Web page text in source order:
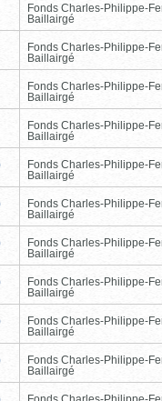
Fonds Charles-Philippe-
Baillairgé
Fonds Charles-Philippe-
Baillairgé
Fonds Charles-Philippe-
Baillairgé
Fonds Charles-Philippe-
Baillairgé
Fonds Charles-Philippe-
Baillairgé
Fonds Charles-Philippe-
Baillairgé
Fonds Charles-Philippe-
Baillairgé
Fonds Charles-Philippe-
Baillairgé
Fonds Charles-Philippe-
Baillairgé
Fonds Charles-Philippe-
Baillairgé